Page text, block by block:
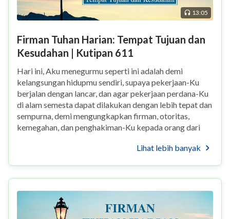
13:05
Firman Tuhan Harian: Tempat Tujuan dan
Kesudahan | Kutipan 611
Hari ini, Aku menegurmu seperti ini adalah demi
kelangsungan hidupmu sendiri, supaya pekerjaan-Ku
berjalan dengan lancar, dan agar pekerjaan perdana-Ku
di alam semesta dapat dilakukan dengan lebih tepat dan
sempurna, demi mengungkapkan firman, otoritas,
kemegahan, dan penghakiman-Ku kepada orang dari
Lihat lebih banyak